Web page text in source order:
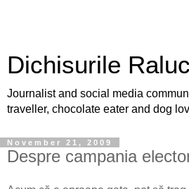
Dichisurile
Journalist and social media
traveller, chocolate eater and dog
November 21, 2009
Despre campania